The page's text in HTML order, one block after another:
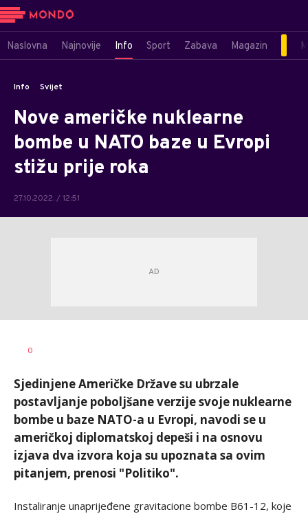
Naslovna Najnovije Info Sport Zabava Magazin
Info Svijet
Nove američke nuklearne
bombe u NATO baze u Evropi
stižu prije roka
27.10.2022. / 12:51
AUTOR
0
Sjedinjene Američke Države su ubrzale
postavljanje poboljšane verzije svoje nuklearne
bombe u baze NATO-a u Evropi, navodi se u
američkoj diplomatskoj depeši i na osnovu
izjava dva izvora koja su upoznata sa ovim
pitanjem, prenosi "Politiko".
Instaliranje unaprijeđene gravitacione bombe B61-12, koje